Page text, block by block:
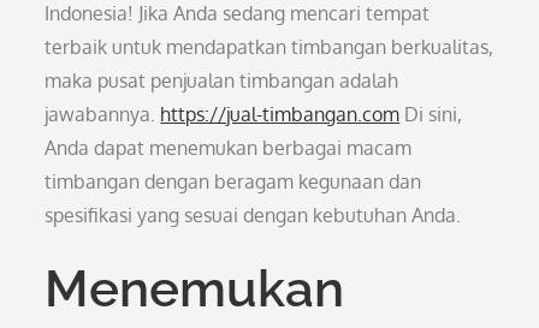
Indonesia! Jika Anda sedang mencari tempat
terbaik untuk mendapatkan timbangan berkualitas,
maka pusat penjualan timbangan adalah
jawabannya. https://jual-timbangan.com Di sini,
Anda dapat menemukan berbagai macam
timbangan dengan beragam kegunaan dan
spesifikasi yang sesuai dengan kebutuhan Anda.
Menemukan